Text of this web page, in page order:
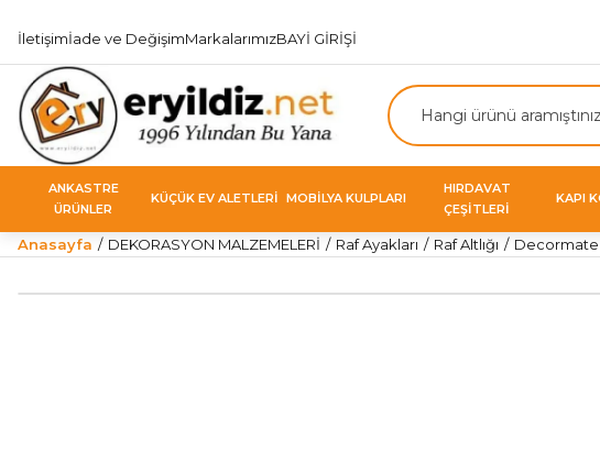
İletişimİade ve DeğişimMarkalarımızBAYİ GİRİŞİ
ANKASTRE
ÜRÜNLER
KÜÇÜK EV ALETLERİ MOBİLYA KULPLARI
HIRDAVAT
ÇEŞİTLERİ
KAPI
Anasayfa DEKORASYON MALZEMELERİ Raf Ayakları Raf Altlığı Decormate